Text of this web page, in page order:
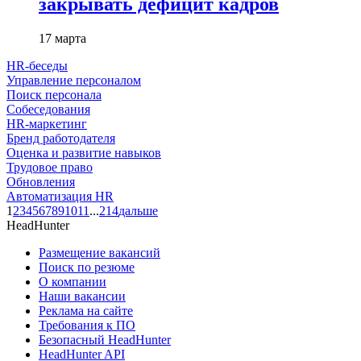
17 марта
HR-беседы
Управление персоналом
Поиск персонала
Собеседования
HR-маркетинг
Бренд работодателя
Оценка и развитие навыков
Трудовое право
Обновления
Автоматизация HR
1 234567891011 ...214дальше
HeadHunter
Размещение вакансий
Поиск по резюме
О компании
Наши вакансии
Реклама на сайте
Требования к ПО
Безопасный HeadHunter
HeadHunter API